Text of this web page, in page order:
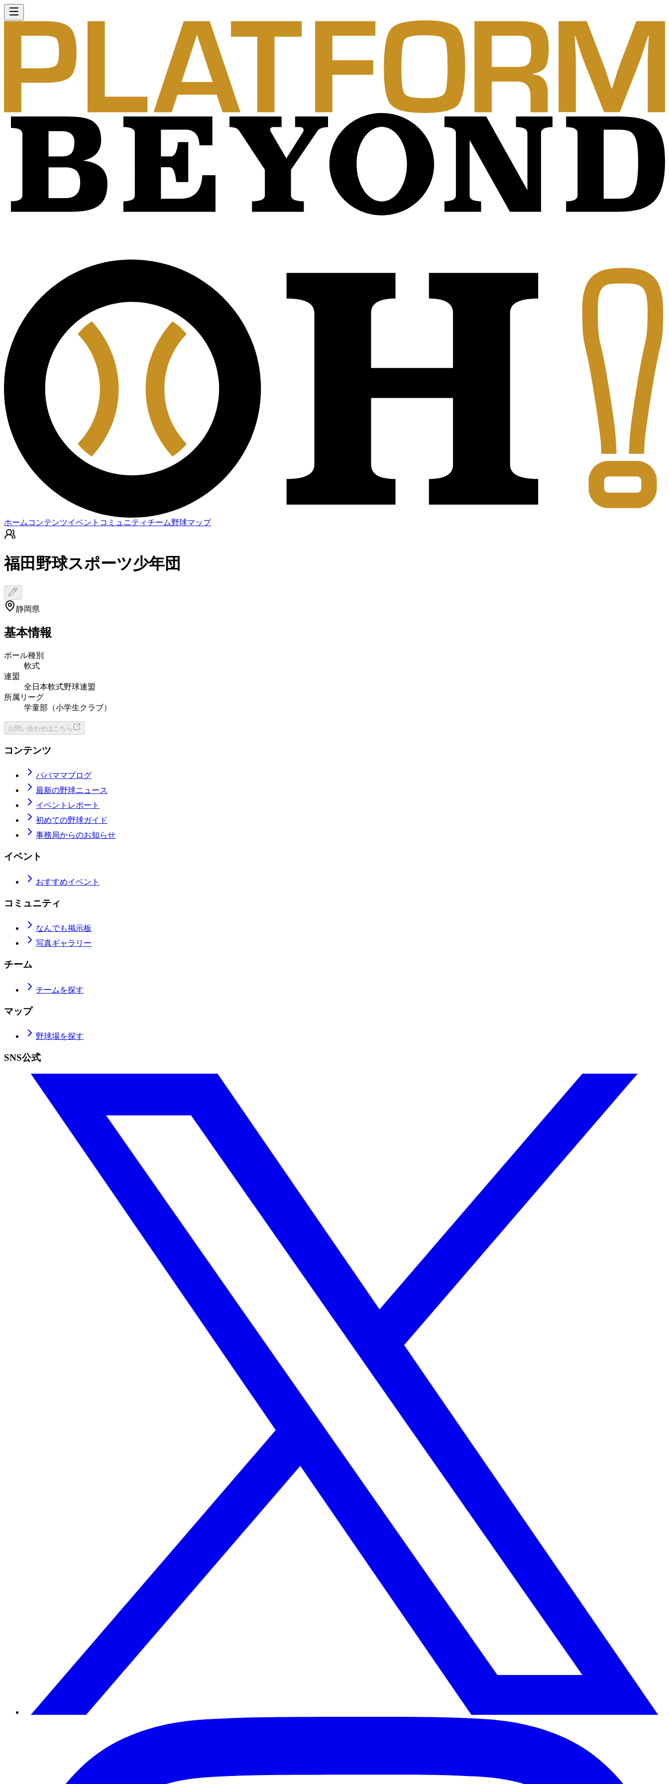
ホーム コンテンツイベント コミュニティチーム野球マップ
福田野球スポーツ少年団
静岡県
基本情報
ボール種別
軟式
連盟
全日本軟式野球連盟
所属リーグ
学童部（小学生クラブ）
お問い合わせはこちら
コンテンツ
パパママブログ
最新の野球ニュース
イベントレポート
初めての野球ガイド
事務局からのお知らせ
イベント
おすすめイベント
コミュニティ
なんでも掲示板
写真ギャラリー
チーム
チームを探す
マップ
野球場を探す
SNS公式